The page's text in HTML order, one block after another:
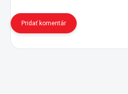
Pridať komentár